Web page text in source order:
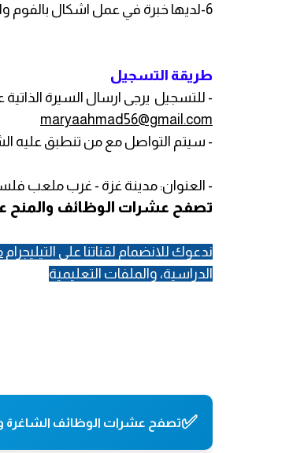
6-لديها خبرة في عمل اشكال بالفوم والمجسمات والإبداع في ذلك .
طريقة التسجيل
- للتسجيل يرجى ارسال السيرة الذاتية
maryaahmad56@gmail.com
- سيتم التواصل مع من تنطبق عليه
- العنوان: مدينة غزة - غرب ملعب
تصفح عشرات الوظائف والمنح
ندعوك للانضمام لقناتنا على التيليجرام
الدراسية، والملفات التعليمية
✅تصفح عشرات الوظائف الشاغرة